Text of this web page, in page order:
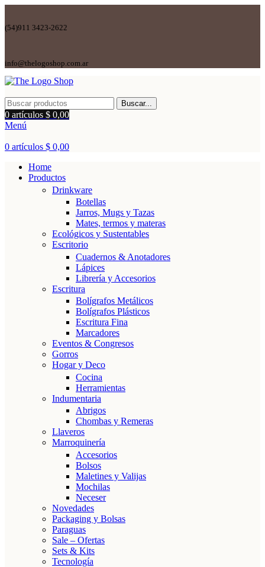
(54)911 3423-2622
info@thelogoshop.com.ar
Buscar...
0 artículos $ 0,00
Menú
0 artículos $ 0,00
Home
Productos
Drinkware
Botellas
Jarros, Mugs y Tazas
Mates, termos y materas
Ecológicos y Sustentables
Escritorio
Cuadernos & Anotadores
Lápices
Librería y Accesorios
Escritura
Bolígrafos Metálicos
Bolígrafos Plásticos
Escritura Fina
Marcadores
Eventos & Congresos
Gorros
Hogar y Deco
Cocina
Herramientas
Indumentaria
Abrigos
Chombas y Remeras
Llaveros
Marroquinería
Accesorios
Bolsos
Maletines y Valijas
Mochilas
Neceser
Novedades
Packaging y Bolsas
Paraguas
Sale – Ofertas
Sets & Kits
Tecnología